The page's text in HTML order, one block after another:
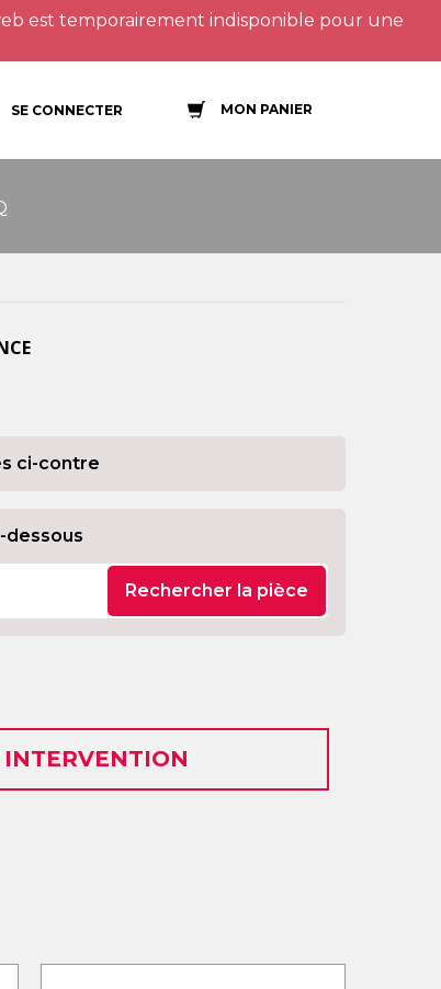
est temporairement indisponible pour une
SE CONNECTER MON PANIER
ci-contre
dessous
Rechercher la pièce